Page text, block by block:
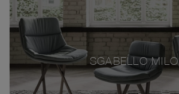
SGABELLO MILO